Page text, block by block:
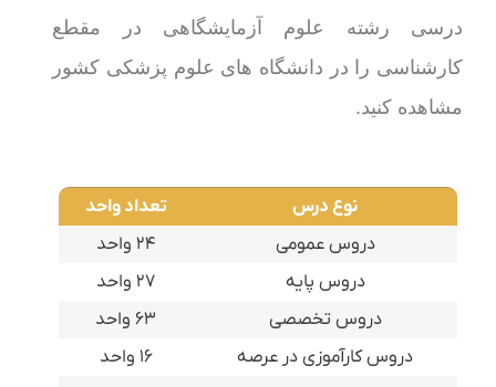
درسی رشته علوم آزمایشگاهی در مقطع
کارشناسی را در دانشگاه های علوم پزشکی کشور
مشاهده کنید.
نوع درس تعداد واحد
دروس عمومی
۲۴ واحد
دروس پایه
۲۷ واحد
دروس تخصصی
۶۳ واحد
دروس کارآموزی در عرصه
۱۶ واحد